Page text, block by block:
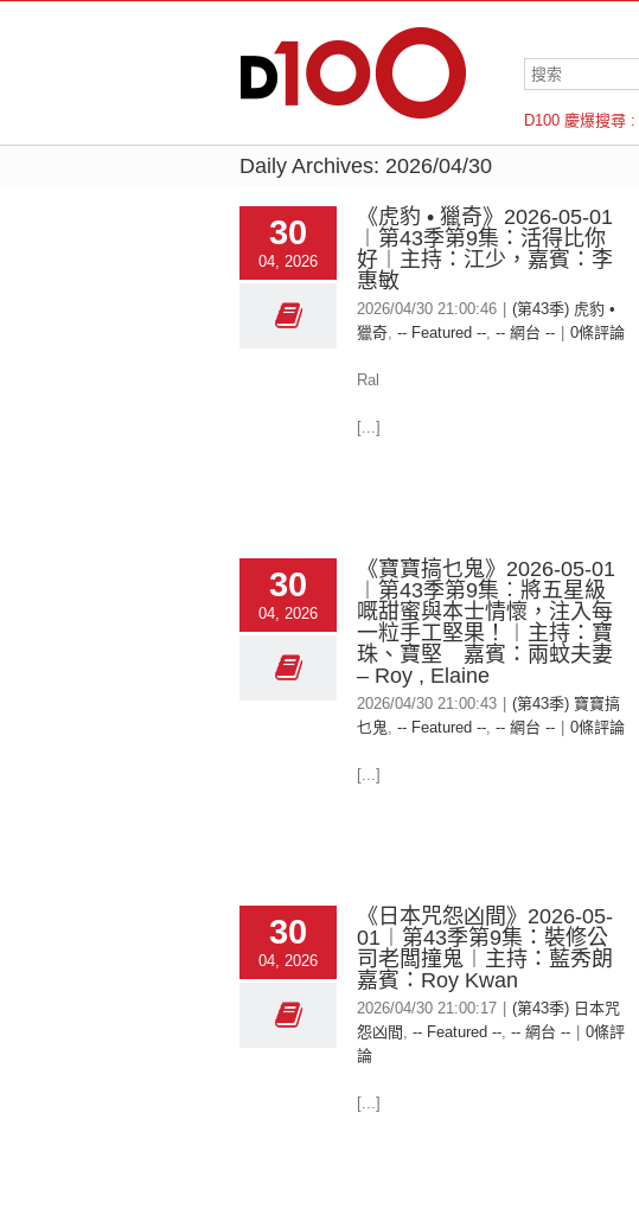
D100 慶爆搜尋 :
羅倫斯
Daily Archives: 2026/04/30
30
04, 2026
《虎豹 • 獵奇》2026-05-01
︱第43季第9集：活得比你
好︱主持：江少，嘉賓：李
惠敏
2026/04/30 21:00:46
(第43季) 虎豹 •
獵奇, -- Featured --, -- 網台 -- 0條評論
Ral
[...]
30
04, 2026
《寶寶搞乜鬼》2026-05-01
︱第43季第9集︰將五星級
嘅甜蜜與本士情懷，注入每
一粒手工堅果！︱主持：寶
珠、寶堅 嘉賓：兩蚊夫妻
– Roy , Elaine
2026/04/30 21:00:43
(第43季) 寶寶搞
乜鬼, -- Featured --, -- 網台 -- 0條評論
[...]
30
04, 2026
《日本咒怨凶間》2026-05-
01︱第43季第9集：裝修公
司老闆撞鬼︱主持：藍秀朗
嘉賓：Roy Kwan
2026/04/30 21:00:17
(第43季) 日本咒
怨凶間 , -- Featured --, -- 網台 --
0條評
論
[...]